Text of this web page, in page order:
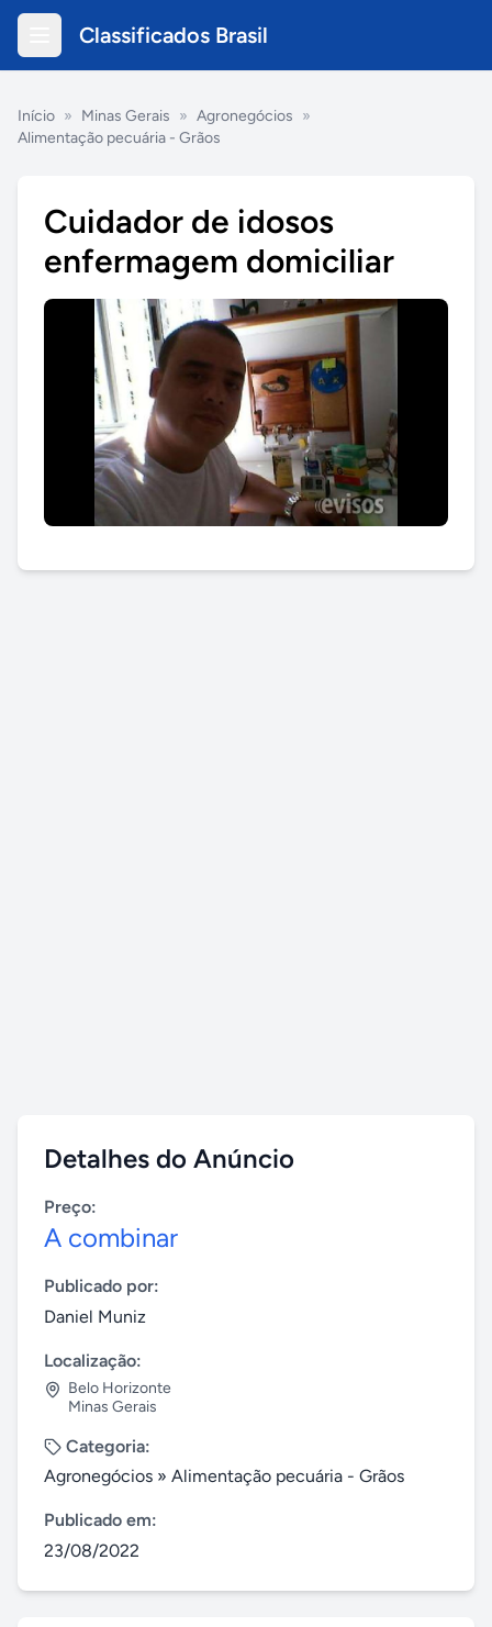
Classificados Brasil
Início » Minas Gerais » Agronegócios »
Alimentação pecuária - Grãos
Cuidador de idosos
enfermagem domiciliar
Detalhes do Anúncio
Preço:
A combinar
Publicado por:
Daniel Muniz
Localização:
Belo Horizonte
Minas Gerais
Categoria:
Agronegócios » Alimentação pecuária - Grãos
Publicado em:
23/08/2022